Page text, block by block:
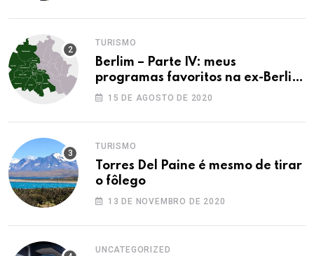
TURISMO
Berlim – Parte IV: meus
programas favoritos na ex-Berlim
Ocidental
15 DE AGOSTO DE 2020
TURISMO
Torres Del Paine é mesmo de tirar
o fôlego
13 DE NOVEMBRO DE 2020
UNCATEGORIZED